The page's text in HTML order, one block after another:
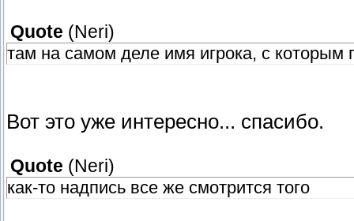
Quote (Neri)
там на самом деле имя игрока, с которым
Вот это уже интересно... спасибо.
Quote (Neri)
как-то надпись все же смотрится того